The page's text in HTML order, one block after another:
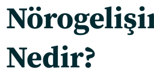
Nedir?